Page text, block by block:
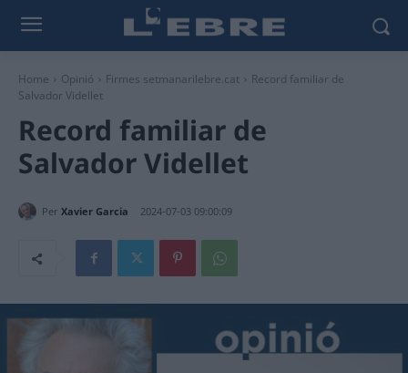
Home Opinió Firmes setmanarilebre.cat
Record familiar de
Salvador Videllet
Record familiar de
Salvador Videllet
Per Xavier Garcia 2024-07-03 09:00:09